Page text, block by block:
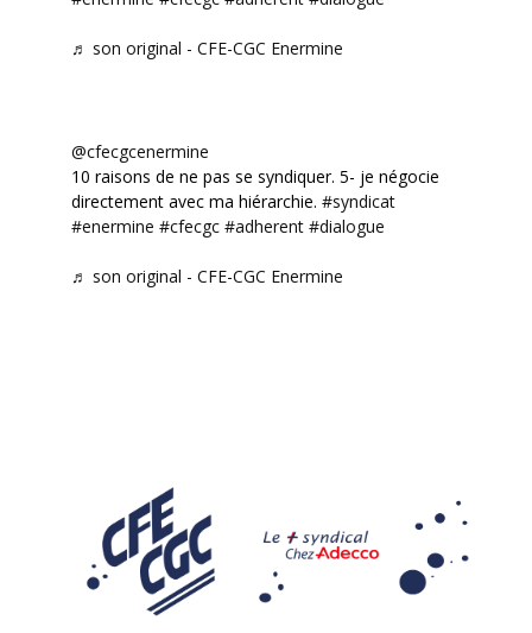
♬ son original - CFE-CGC Enermine
@cfecgcenermine
10 raisons de ne pas se syndiquer. 5- je négocie
directement avec ma hiérarchie. #syndicat
#enermine #cfecgc #adherent #dialogue
♬ son original - CFE-CGC Enermine